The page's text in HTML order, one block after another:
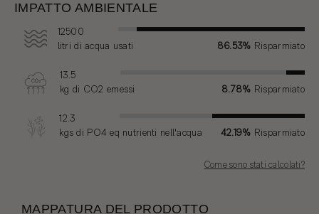
IMPATTO AMBIENTALE
12500
litri di acqua usati
86.53% Risparmiato
13.5
kg di CO2 emessi 8.78% Risparmiato
12.3
kgs di PO4 eq nutrienti nell'acqua
42.19% Risparmiato
Come sono stati calcolati?
MAPPATURA DEL PRODOTTO